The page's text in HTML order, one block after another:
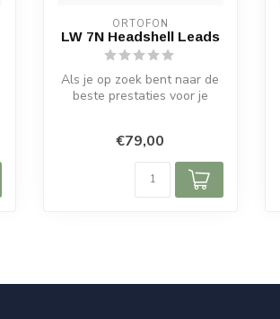
ORTOFON
LW 7N Headshell Leads
Als je op zoek bent naar de
beste prestaties voor je
€79,00